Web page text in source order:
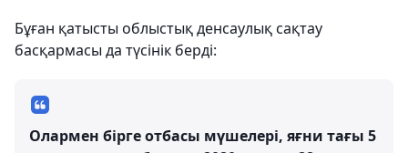
Бұған қатысты облыстық денсаулық сақтау
басқармасы да түсінік берді:
Олармен бірге отбасы мүшелері, яғни тағы 5